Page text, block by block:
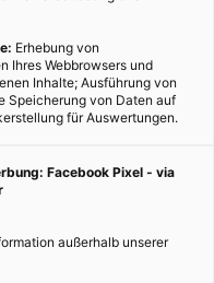
Erhebung von
Ihres Webbrowsers und
Inhalte; Ausführung von
Speicherung von Daten auf
für Auswertungen.
Facebook Pixel - via
außerhalb unserer